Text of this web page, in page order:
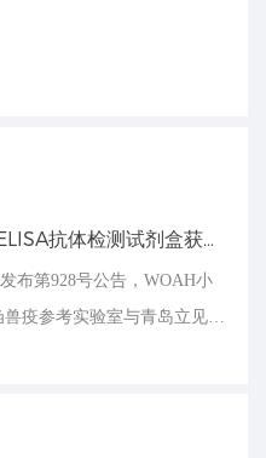
小反刍兽疫参考实验室阻断ELISA抗体检测试剂盒获批新兽药和兽药产品批准文号
布第928号公告，WOAH小
疫参考实验室与青岛立见生
兽疫病毒阻断E